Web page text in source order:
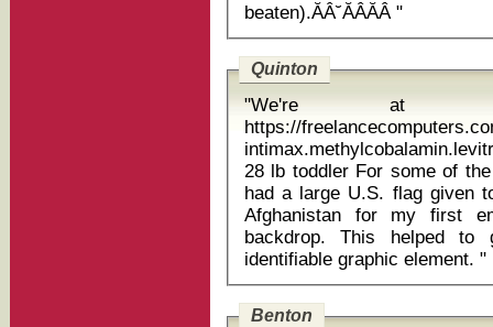
beaten).ĂÂ˘ĂÂĂÂ "
Quinton
"We're at
https://
28 lb toddler For some of the more posed and traditional portraits I
had a large U.S. flag given
Afghanistan for my first
backdrop. This helped
identifiable graphic element. "
Benton